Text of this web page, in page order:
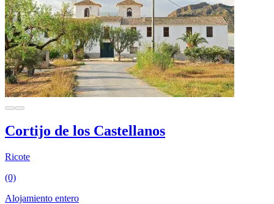
Cortijo de los Castellanos
Ricote
(0)
Alojamiento entero